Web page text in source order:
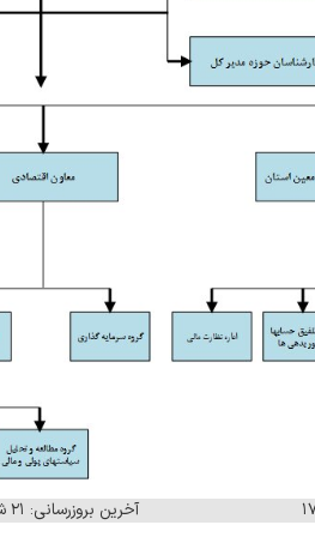
آخرین بروزرسانی: ۲۱ شهریور ۱۴۰۴ - ۱۷:۳۶